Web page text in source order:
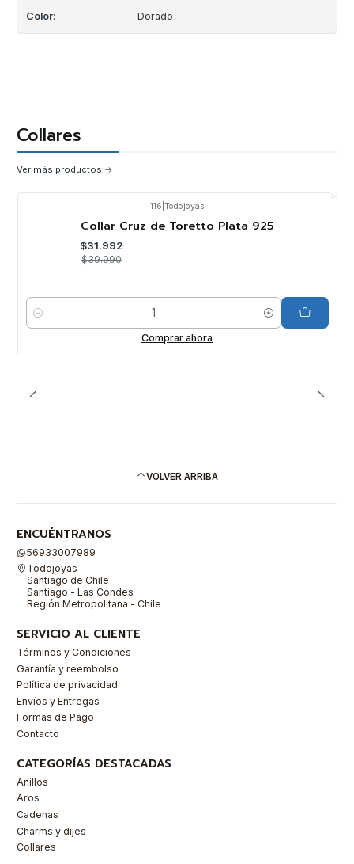
Color: Dorado
Collares
Ver más productos
116 Todojoyas
Collar Cruz de Toretto Plata 925
$31.992
$39.990
Cantidad
Comprar ahora
VOLVER ARRIBA
ENCUÉNTRANOS
56933007989
Todojoyas
Santiago de Chile
Santiago - Las Condes
Región Metropolitana - Chile
SERVICIO AL CLIENTE
Términos y Condiciones
Garantía y reembolso
Política de privacidad
Envíos y Entregas
Formas de Pago
Contacto
CATEGORÍAS DESTACADAS
Anillos
Aros
Cadenas
Charms y dijes
Collares